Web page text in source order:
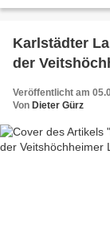
GVO ist ausschließlich Sache der Overblog-Hosting-Plattform. Ihre E-Mail-
Karlstädter
der
Veröffentlicht am
Von Dieter Gürz